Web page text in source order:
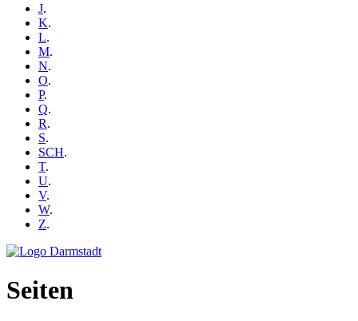
J.
K.
L.
M.
N.
O.
P.
Q.
R.
S.
SCH.
T.
U.
V.
W.
Z.
Seiten